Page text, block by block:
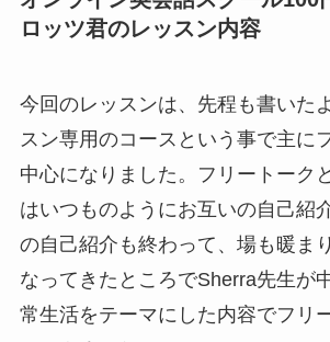
ロッツ君のレッスン内容
今回のレッスンは、先程も書いた
スン専用のコースという事で主に
中心になりました。フリートーク
はいつものようにお互いの自己紹
の自己紹介も終わって、場も暖ま
なってきたところでSherra先生が
常生活をテーマにした内容でフリ